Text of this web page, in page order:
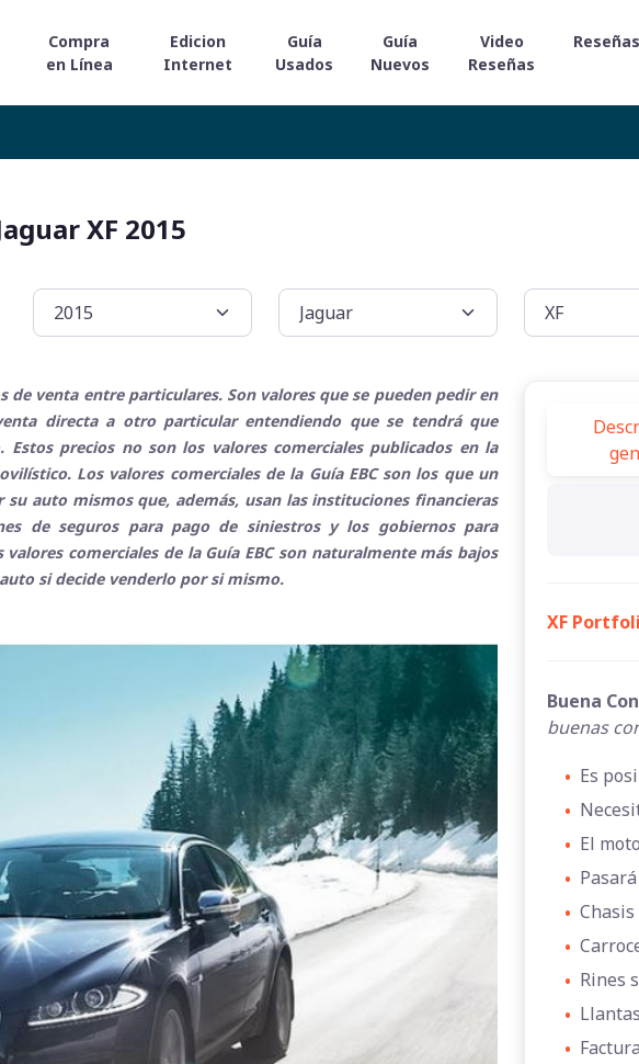
Compra
en Línea
Edicion
Internet
Guía
Usados
Guía
Nuevos
Video
Reseñas
Reseñas
XF 2015
de venta entre particulares. Son valores que se pueden pedir en
directa a otro particular entendiendo que se tendrá que
precios no son los valores comerciales publicados en la
Los valores comerciales de la Guía EBC son los que un
auto mismos que, además, usan las instituciones financieras
de seguros para pago de siniestros y los gobiernos para
comerciales de la Guía EBC son naturalmente más bajos
si decide venderlo por si mismo.
XF
Buena
buenas
• Es
•
• El
•
•
•
• Rines
•
•